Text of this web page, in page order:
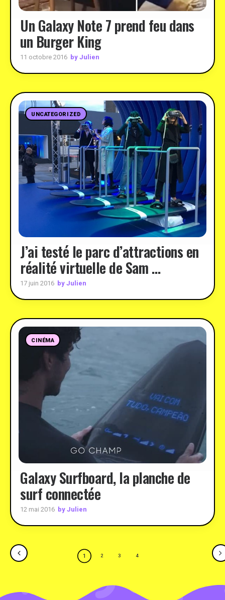
Un Galaxy Note 7 prend feu dans
un Burger King
11 octobre 2016 by Julien
UNCATEGORIZED
J’ai testé le parc d’attractions en
réalité virtuelle de Sam …
17 juin 2016 by Julien
CINÉMA
Galaxy Surfboard, la planche de
surf connectée
12 mai 2016 by Julien
1 2 3 4